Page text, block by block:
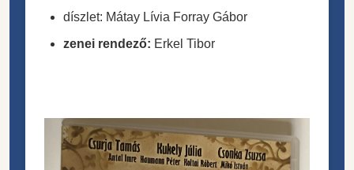
díszlet: Mátay Lívia Forray Gábor
zenei rendező: Erkel Tibor